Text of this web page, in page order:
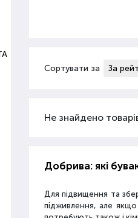
Сортувати за
Не знайдено
Добрива: які
Для підвищення та
підживлення, але